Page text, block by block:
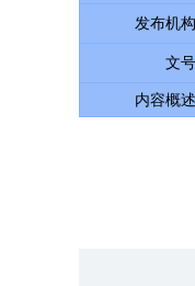
发布机构
文号
内容概述